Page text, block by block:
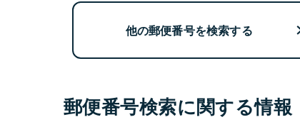
他の郵便番号を検索する
郵便番号検索に関する情報